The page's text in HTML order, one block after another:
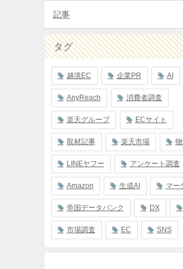
記事
タグ
越境EC 企業PR AI
AnyReach 消費者調査
楽天グループ ECサイト
取材記事 楽天市場
LINEヤフー アンケート調査
Amazon 生成AI マー
帝国データバンク DX
市場調査 EC SNS